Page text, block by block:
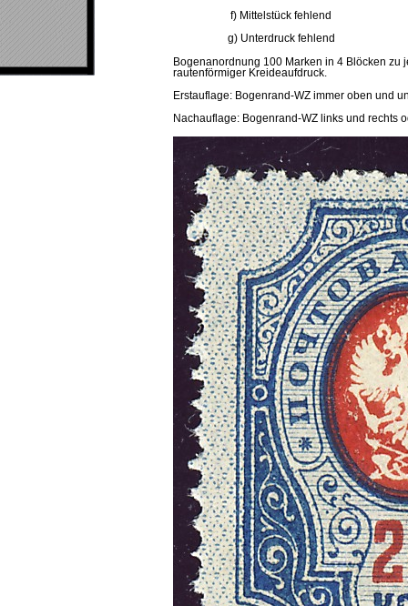
f) Mittelstück fehlend
g) Unterdruck fehlend
Bogenanordnung 100 Marken in 4 Blöcken zu
rautenförmiger Kreideaufdruck.
Erstauflage: Bogenrand-WZ immer oben und
Nachauflage: Bogenrand-WZ links und rechts